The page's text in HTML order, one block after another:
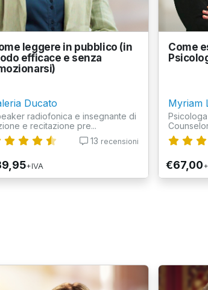
leggere in pubblico (in
efficace e senza
Ducato
radiofonica e insegnante di
e recitazione pre...
13 recensioni
+IVA
Come
Myriam
Psicologa
€67,00